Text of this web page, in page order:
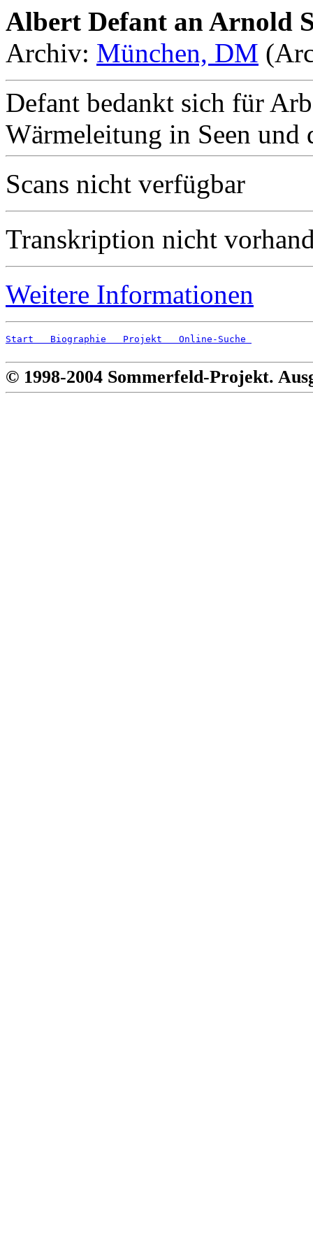
Albert Defant an Arnold
Archiv: München, DM
Defant bedankt sich für
Wärmeleitung in Seen und
Scans nicht verfügbar
Transkription nicht
Weitere Informationen
Start
   Biographie
   Projekt
   Online-Suche
© 1998-2004 Sommerfeld-Projekt.